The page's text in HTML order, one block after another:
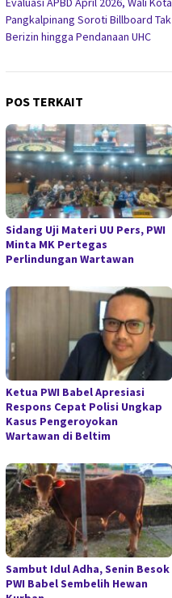
pos
Pangkalpinang Soroti Billboard Tak
Berizin hingga Pendanaan UHC
POS TERKAIT
Sidang Uji Materi UU Pers, PWI
Minta MK Pertegas
Perlindungan Wartawan
Ketua PWI Babel Apresiasi
Respons Cepat Polisi Ungkap
Kasus Pengeroyokan
Wartawan di Beltim
Sambut Idul Adha, Senin Besok
PWI Babel Sembelih Hewan